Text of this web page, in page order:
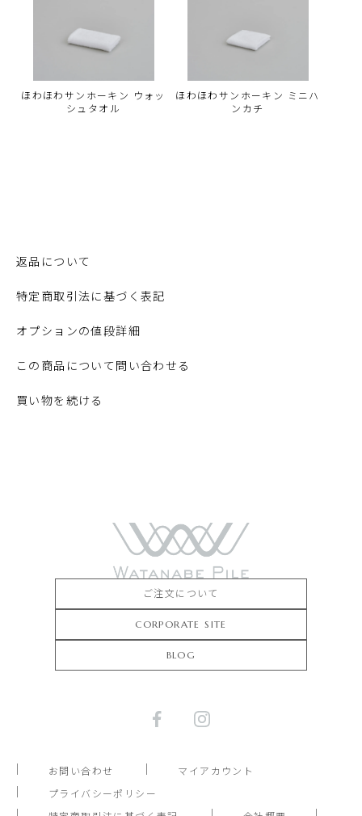
ほわほわサンホーキン ウォッ
シュタオル
ほわほわサンホーキン ミニハ
ンカチ
返品について
特定商取引法に基づく表記
オプションの値段詳細
この商品について問い合わせる
買い物を続ける
ご注文について
CORPORATE SITE
BLOG
お問い合わせ
マイアカウント
プライバシーポリシー